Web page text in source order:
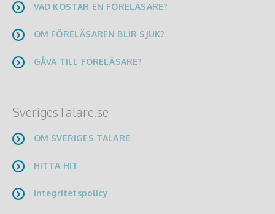
VAD KOSTAR EN FÖRELÄSARE?
OM FÖRELÄSAREN BLIR SJUK?
GÅVA TILL FÖRELÄSARE?
SverigesTalare.se
OM SVERIGES TALARE
HITTA HIT
Integritetspolicy